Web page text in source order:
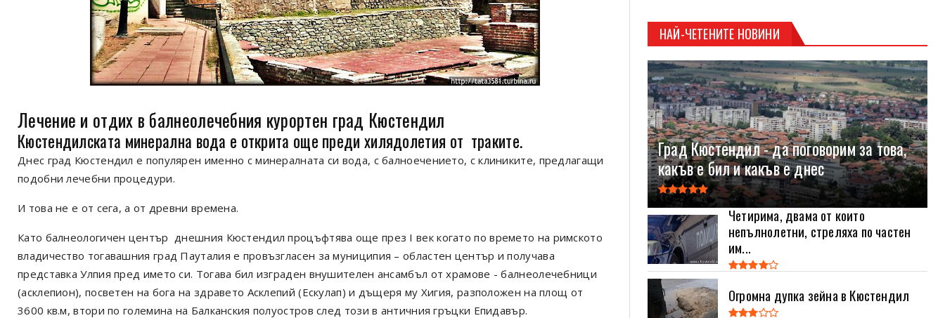
Лечение и отдих в балнеолечебния курортен град Кюстендил
Кюстендилската минерална вода е открита още преди хилядолетия от траките.
Днес град Кюстендил е популярен именно с минералната си вода, с балноечението, с клиниките, предлагащи
подобни лечебни процедури.
И това не е от сега, а от древни времена.
Като балнеологичен център днешния Кюстендил процъфтява още през I век когато по времето на римското
владичество тогавашния град Пауталия е провъзгласен за муниципия – областен център и получава
представка Улпия пред името си. Тогава бил изграден внушителен ансамбъл от храмове - балнеолечебници
(асклепион), посветен на бога на здравето Асклепий (Ескулап) и дъщеря му Хигия, разположен на площ от
3600 кв.м, втори по големина на Балканския полуостров след този в античния гръцки Епидавър.
НАЙ-ЧЕТЕНИТЕ НОВИНИ
Град Кюстендил - да поговорим за това,
какъв е бил и какъв е днес
Четирима, двама от които
непълнолетни, стреляха по частен
им...
Огромна дупка зейна в Кюстендил